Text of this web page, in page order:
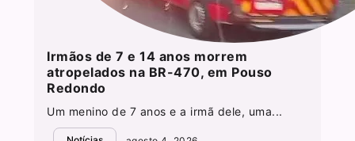
Irmãos de 7 e 14 anos morrem
atropelados na BR-470, em Pouso
Redondo
Um menino de 7 anos e a irmã dele, uma...